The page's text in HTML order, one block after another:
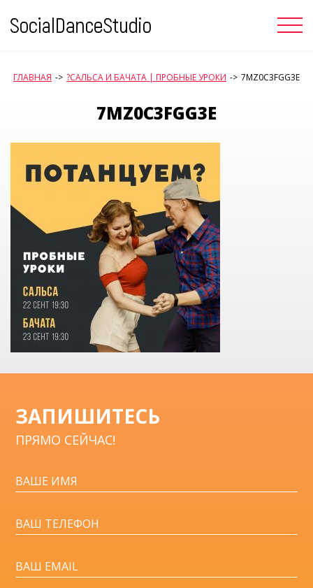
content
ГЛАВНАЯ -> ?САЛЬСА И БАЧАТА | ПРОБНЫЕ УРОКИ -> 7MZ0C3FGG3E
7MZ0C3FGG3E
ЗАПИШИТЕСЬ
ПРЯМО СЕЙЧАС!